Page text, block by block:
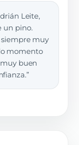
Leite,
un pino.
siempre muy
momento
buen